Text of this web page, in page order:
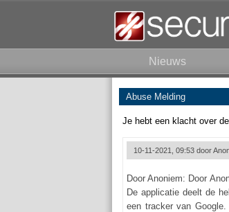
Nieuws
Abuse Melding
Je hebt een klacht over
10-11-2021, 09:53 door
Door Anoniem: Door
De applicatie deelt de
een tracker van